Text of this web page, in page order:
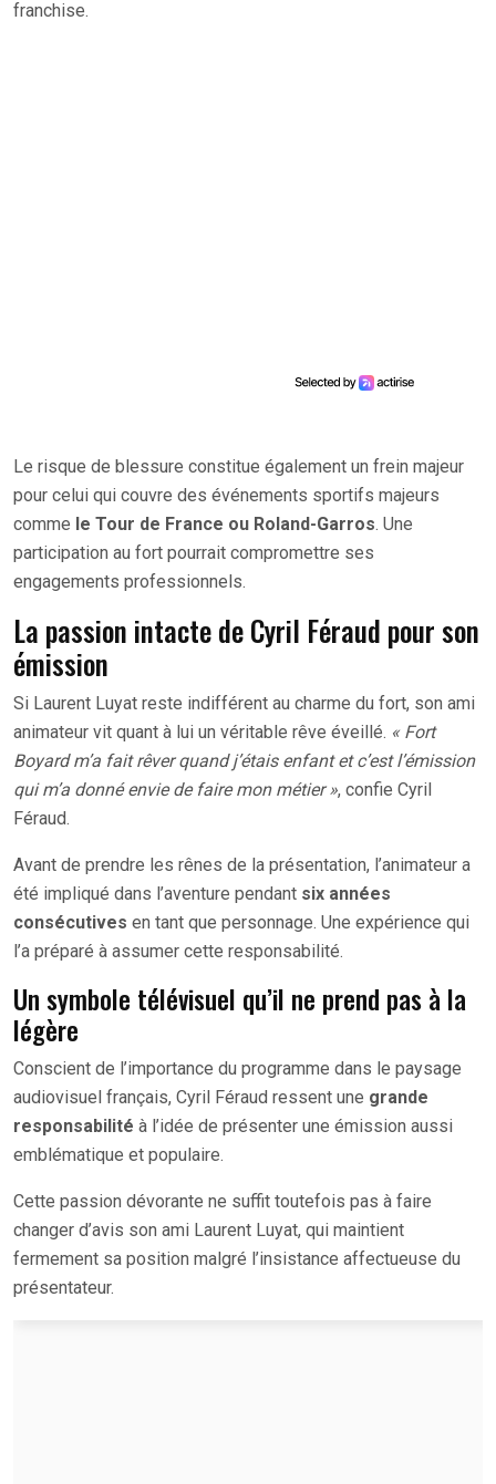
franchise.
Le risque de blessure constitue également un frein majeur
pour celui qui couvre des événements sportifs majeurs
comme le Tour de France ou Roland-Garros. Une
participation au fort pourrait compromettre ses
engagements professionnels.
La passion intacte de Cyril Féraud pour son
émission
Si Laurent Luyat reste indifférent au charme du fort, son ami
animateur vit quant à lui un véritable rêve éveillé. « Fort
Boyard m’a fait rêver quand j’étais enfant et c’est l’émission
qui m’a donné envie de faire mon métier », confie Cyril
Féraud.
Avant de prendre les rênes de la présentation, l’animateur a
été impliqué dans l’aventure pendant six années
consécutives en tant que personnage. Une expérience qui
l’a préparé à assumer cette responsabilité.
Un symbole télévisuel qu’il ne prend pas à la
légère
Conscient de l’importance du programme dans le paysage
audiovisuel français, Cyril Féraud ressent une grande
responsabilité à l’idée de présenter une émission aussi
emblématique et populaire.
Cette passion dévorante ne suffit toutefois pas à faire
changer d’avis son ami Laurent Luyat, qui maintient
fermement sa position malgré l’insistance affectueuse du
présentateur.